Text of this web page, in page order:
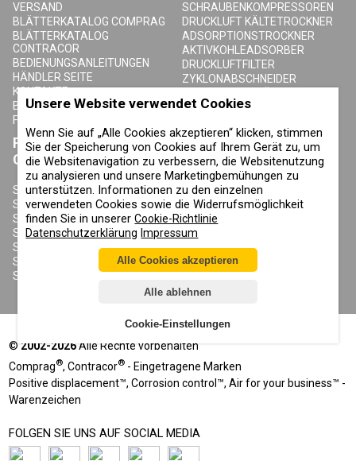
VERSAND
BLÄTTERKATALOG COMPRAG
BLÄTTERKATALOG
CONTRACOR
BEDIENUNGSANLEITUNGEN
HÄNDLER SEITE
KONTAKTE
BLOG
FAQ
SCHRAUBENKOMPRESSOREN
DRUCKLUFT KÄLTETROCKNER
ADSORPTIONSTROCKNER
AKTIVKOHLEADSORBER
DRUCKLUFTFILTER
ZYKLONABSCHNEIDER
KONDENSAT-ABLASSVENTILE
PRODUKTE
CONTRACOR
SANDSTRAHLGERÄTE
SANDSTRAHLHELME
SANDSTRAHLANZÜGE
SANDSTRAHLDÜSEN
SANDSTRAHLSCHLAUCH
SANDSTRAHLKUPPLUNGEN
SANDSTRAHLKABINEN
ÜBER COMPRAG
ÜBER UNS
URHEBERRECHT, MARKEN UND
SONSTIGE RECHTE
DATENSCHUTZERKLÄRUNG
COOKIE-RICHTLINIE
© 2002-2026Alle Rechte vorbehalten
Comprag®, Contracor® - Eingetragene Marken
Positive displacement™, Corrosion control™, Air for your business™ -
Warenzeichen
FOLGEN SIE UNS AUF SOCIAL MEDIA
Unsere Website verwendet Cookies
Wenn Sie auf „Alle Cookies akzeptieren“ klicken, stimmen
Sie der Speicherung von Cookies auf Ihrem Gerät zu, um
die Websitenavigation zu verbessern, die Websitenutzung
zu analysieren und unsere Marketingbemühungen zu
unterstützen. Informationen zu den einzelnen
verwendeten Cookies sowie die Widerrufsmöglichkeit
finden Sie in unsererCookie-Richtlinie
Datenschutzerklärung Impressum
Alle Cookies akzeptieren
Alle ablehnen
Cookie-Einstellungen